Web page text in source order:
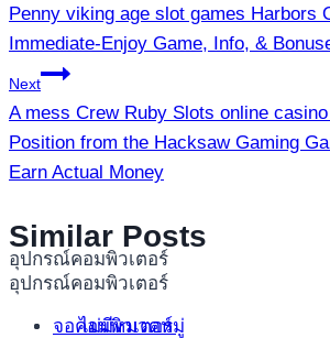
อุปกรณ์คอมพิวเตอร์
อุปกรณ์คอมพิวเตอร์
จอคอมพิวเตอร์
เรื่อง
Penny viking age slot games Harbors
Immediate-Enjoy Game, Info, &
Next
A mess Crew Ruby Slots online
Position from the Hacksaw Gaming
Earn Actual Money
Similar Posts
ไม่มีหมวดหมู่